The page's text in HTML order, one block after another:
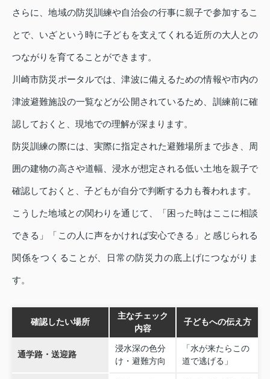
さらに、地域の防災訓練や自治会の行事に親子で参加するこ
とで、いざという時に子どもを支えてくれる近所の大人との
つながりを育てることができます。
川崎市防災ポータルでは、津波に備えるための情報や市内の
津波避難施設の一覧などが公開されているため、訓練前に確
認しておくと、現地での理解が深まります。
防災訓練の際には、実際に指定された避難場所まで歩き、周
囲の建物の高さや道幅、浸水が想定される低い土地を親子で
確認しておくと、子どもが自分で判断する力も養われます。
こうした地域との関わりを通じて、「困った時はここに相談
できる」「この人に声をかければ安心できる」と感じられる
関係をつくることが、日常の防災力の底上げにつながりま
す。
確認したい場所
主なチェック
内容
子どもへの伝え方
通学路・送迎路
浸水深の色分
け・避難方向
「水が来たらこの
道で逃げる」